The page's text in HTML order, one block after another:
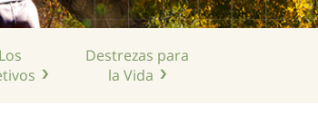
Los
Destrezas para
la Vida